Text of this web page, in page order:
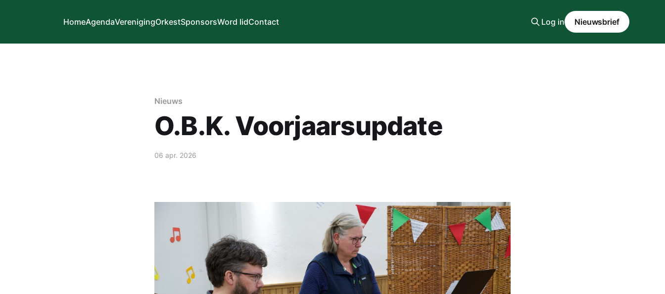
HomeAgendaVerenigingOrkestSponsorsWord lidContact Log in Nieuwsbrief
Nieuws
O.B.K. Voorjaarsupdate
06 apr. 2026